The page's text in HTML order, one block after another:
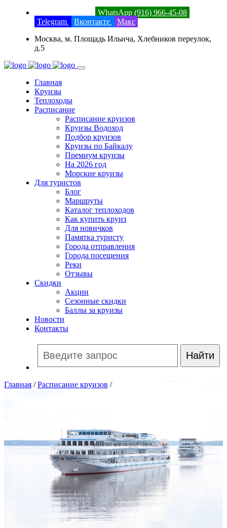
WhatsApp (916) 966-45-08
Telegram
Вконтакте
Макс
Москва, м. Площадь Ильича, Хлебников переулок,
д.5
Главная
Круизы
Теплоходы
Расписание
Расписание круизов
Круизы Водоход
Подбор круизов
Круизы по Байкалу
Премиум круизы
На 2026 год
Морские круизы
Для туристов
Блог
Маршруты
Каталог теплоходов
Как купить круиз
Для новичков
Памятка туристу
Города отправления
Города посещения
Реки
Отзывы
Скидки
Акции
Сезонные скидки
Баллы за круизы
Новости
Контакты
Главная /Расписание круизов /